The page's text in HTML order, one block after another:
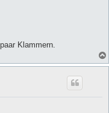
Klammern.